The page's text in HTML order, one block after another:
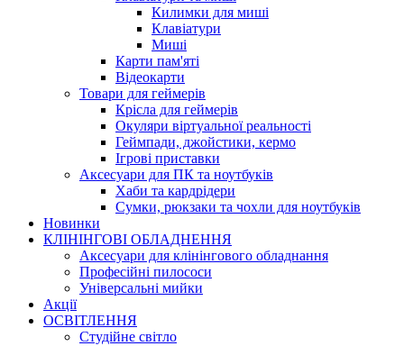
Килимки для миші
Клавіатури
Миші
Карти пам'яті
Відеокарти
Товари для геймерів
Крісла для геймерів
Окуляри віртуальної реальності
Геймпади, джойстики, кермо
Ігрові приставки
Аксесуари для ПК та ноутбуків
Хаби та кардрідери
Сумки, рюкзаки та чохли для ноутбуків
Новинки
КЛІНІНГОВІ ОБЛАДНЕННЯ
Аксесуари для клінінгового обладнання
Професійні пилососи
Універсальні мийки
Акції
ОСВІТЛЕННЯ
Студійне світло